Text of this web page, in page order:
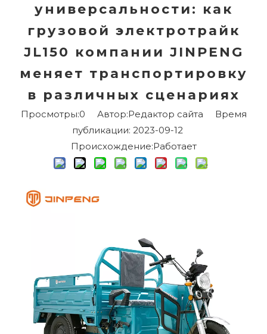
универсальности: как
грузовой электротрайк
JL150 компании JINPENG
меняет транспортировку
в различных сценариях
Просмотры:0 Автор:Pедактор сайта Время
публикации: 2023-09-12
Происхождение:Работает